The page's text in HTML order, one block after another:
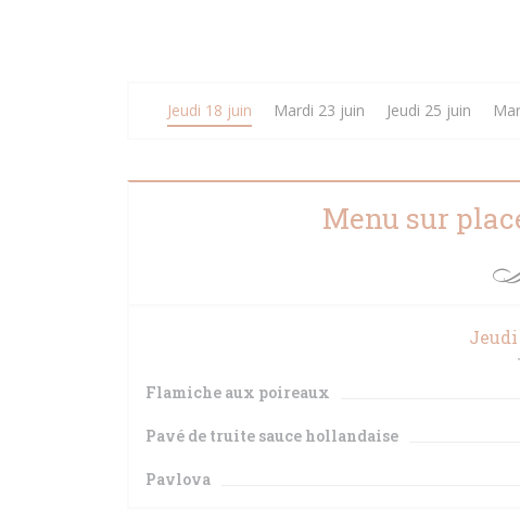
Jeudi 18 juin Mardi 23 juin Jeudi 25 juin
Menu sur
Jeudi
Flamiche aux poireaux
Pavé de truite sauce hollandaise
Pavlova